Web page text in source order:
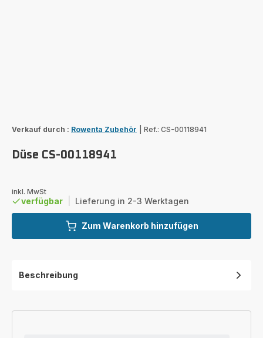
Verkauf durch : Rowenta Zubehör Ref.: CS-00118941
Düse CS-00118941
inkl. MwSt
verfügbar Lieferung in 2-3 Werktagen
Zum Warenkorb hinzufügen
Beschreibung